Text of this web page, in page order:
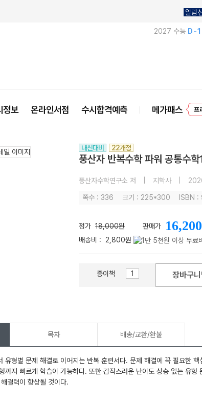
알람
2027 수능 D-
정보 온라인서점 수시합격예측 메가패스
프
내신대비 22개정
풍산자 반복수학 파워 공통수
풍산자수학연구소 저 지학사
쪽수 : 336 크기 : 225*300 ISBN
정가 18,000원 판매가 16,200
배송비 : 2,800원
종이책 장바구니
목차 배송/교환/환불
유형별 문제 해결로 이어지는 반복 훈련서다. 문제 해결에 꼭 필요한
까지 빠르게 학습이 가능하다. 또한 갑작스러운 난이도 상승 없는 유형
결력이 향상될 것이다.